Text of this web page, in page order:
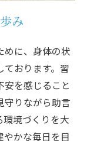
み
めに、身体の状
おります。習
を感じること
守りながら助言
環境づくりを大
かな毎日を目